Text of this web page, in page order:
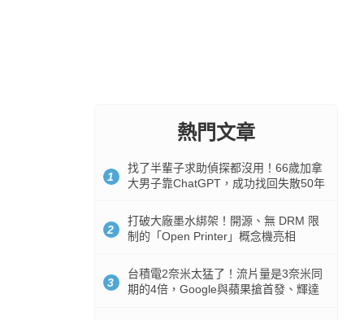
熱門文章
1
找了半輩子求助偵探都沒用！66歲加拿
大男子靠ChatGPT，成功找回失散50年
2
打破大廠墨水綁架！開源、無 DRM 限
制的「Open Printer」概念機亮相
3
台積電2奈米太猛了！流片量是3奈米同
期的4倍，Google與蘋果搶首發、輝達